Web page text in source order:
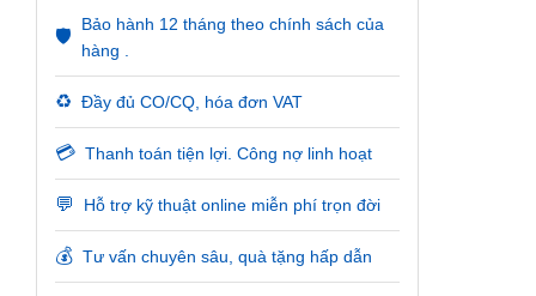
🛡️
Bảo hành 12 tháng theo chính sách của
hàng .
♻️ Đầy đủ CO/CQ, hóa đơn VAT
💳 Thanh toán tiện lợi. Công nợ linh hoạt
💬 Hỗ trợ kỹ thuật online miễn phí trọn đời
💰 Tư vấn chuyên sâu, quà tặng hấp dẫn